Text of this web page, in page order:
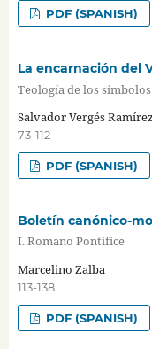
PDF (SPANISH)
La encarnación del
Teología de los
Salvador Vergés Ramírez
73-112
PDF (SPANISH)
Boletín canónico-
I. Romano Pontífice
Marcelino Zalba
113-138
PDF (SPANISH)